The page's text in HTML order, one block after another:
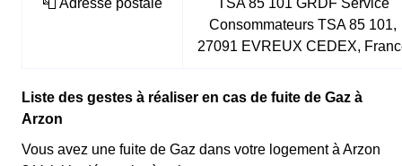
📮 Adresse postale
TSA 85 101 GRDF Service
Consommateurs TSA 85 101,
27091 EVREUX CEDEX,
Liste des gestes à réaliser en cas de fuite de Gaz à
Arzon
Vous avez une fuite de Gaz dans votre logement à Arzon